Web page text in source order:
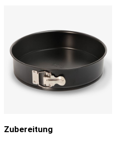
Zubereitung